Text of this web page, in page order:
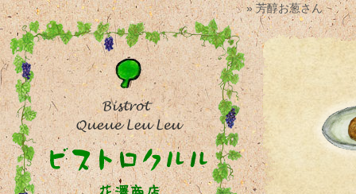
» 芳醇お葱さん